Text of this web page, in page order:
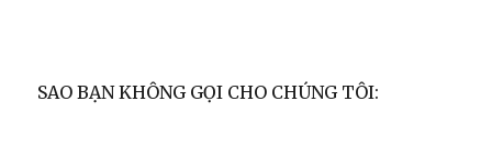
SAO BẠN KHÔNG GỌI CHO CHÚNG TÔI: